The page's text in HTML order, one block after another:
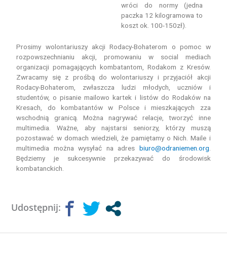
wróci do normy (jedna
paczka 12 kilogramowa to
koszt ok. 100-150zł).
Prosimy wolontariuszy akcji Rodacy-Bohaterom o pomoc w
rozpowszechnianiu akcji, promowaniu w social mediach
organizacji pomagających kombatantom, Rodakom z Kresów.
Zwracamy się z prośbą do wolontariuszy i przyjaciół akcji
Rodacy-Bohaterom, zwłaszcza ludzi młodych, uczniów i
studentów, o pisanie mailowo kartek i listów do Rodaków na
Kresach, do kombatantów w Polsce i mieszkających zza
wschodnią granicą. Można nagrywać relacje, tworzyć inne
multimedia. Ważne, aby najstarsi seniorzy, którzy muszą
pozostawać w domach wiedzieli, że pamiętamy o Nich. Maile i
multimedia można wysyłać na adres biuro@odraniemen.org
Będziemy je sukcesywnie przekazywać do środowisk
kombatanckich.
Udostępnij: